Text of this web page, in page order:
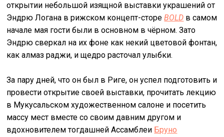
открытии небольшой изящной выставки украшений от
Эндрю Логана в рижском концепт-стореBOLD в самом
начале мая гости были в основном в чёрном. Зато
Эндрю сверкал на их фоне как некий цветовой фонтан,
как алмаз раджи, и щедро расточал улыбки.
За пару дней, что он был в Риге, он успел подготовить и
провести открытие своей выставки, прочитать лекцию
в Мукусальском художественном салоне и посетить
массу мест вместе со своим давним другом и
вдохновителем тогдашней Ассамблеи Бруно